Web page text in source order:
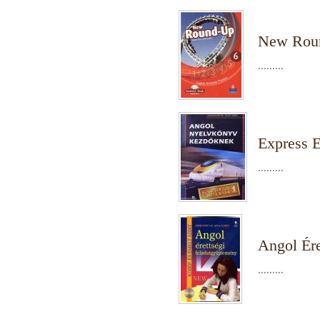
New
.........
Express
.........
Angol
.........